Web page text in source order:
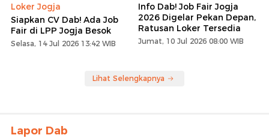
Loker Jogja
Siapkan CV Dab! Ada Job
Fair di LPP Jogja Besok
Selasa, 14 Jul 2026 13:42 WIB
Info Dab! Job Fair Jogja
2026 Digelar Pekan Depan,
Ratusan Loker Tersedia
Jumat, 10 Jul 2026 08:00 WIB
Lihat Selengkapnya
Lapor Dab